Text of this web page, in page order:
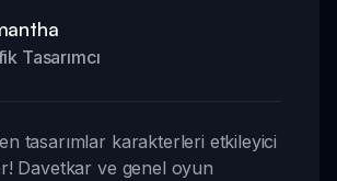
Tasarımcı
tasarımlar karakterleri etkileyici
Davetkar ve genel oyun